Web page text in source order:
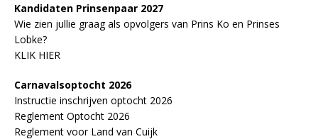
Kandidaten Prinsenpaar 2027
Wie zien jullie graag als opvolgers van Prins Ko en Prinses
Lobke?
KLIK HIER
Carnavalsoptocht 2026
Instructie inschrijven optocht 2026
Reglement Optocht 2026
Reglement voor Land van Cuijk